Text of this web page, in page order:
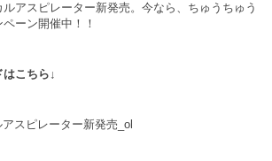
アスピレーター新発売。今なら、ちゅうちゅう
ーン開催中！！
こちら↓
スピレーター新発売_ol